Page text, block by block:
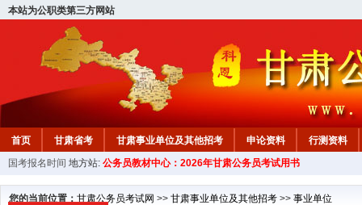
本站为公职类第三方网站
首页 甘肃省考 甘肃事业单位及其他招考 申论资料
行测资料
国考报名时间 地方站: 公务员教材中心：2026年甘肃公务员考试用书
您的当前位置： 甘肃公务员考试网 >> 甘肃事业单位及其他招考 >> 事业单位